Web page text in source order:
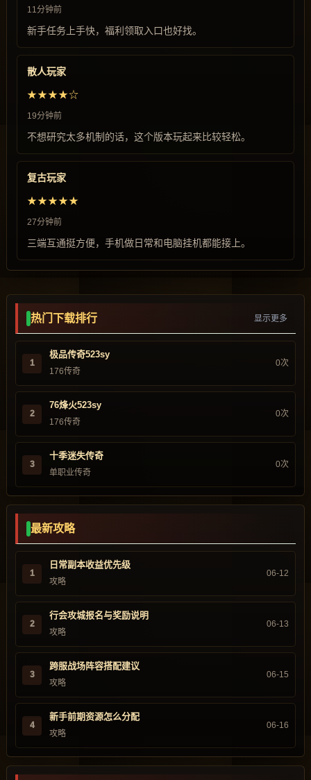
11分钟前
新手任务上手快，福利领取入口也好找。
散人玩家
★★★★☆
19分钟前
不想研究太多机制的话，这个版本玩起来比较轻松。
复古玩家
★★★★★
27分钟前
三端互通挺方便，手机做日常和电脑挂机都能接上。
热门下载排行 显示更多
1
极品传奇523sy
176传奇
0次
2
76烽火523sy
176传奇
0次
3
十季迷失传奇
单职业传奇
0次
最新攻略
1
日常副本收益优先级
攻略
06-12
2
行会攻城报名与奖励说明
攻略
06-13
3
跨服战场阵容搭配建议
攻略
06-15
4
新手前期资源怎么分配
攻略
06-16